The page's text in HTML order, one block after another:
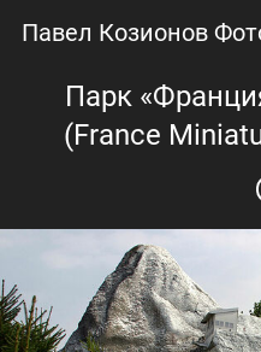
Павел Козионов
Парк
(France